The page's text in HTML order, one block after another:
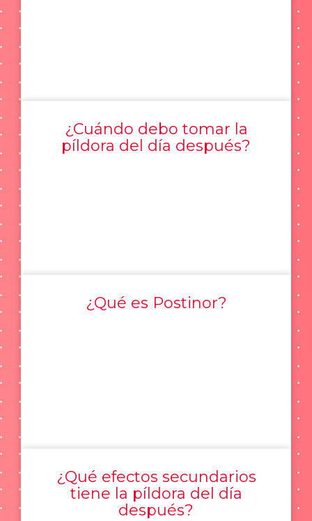
¿Cuándo debo tomar la
píldora del día después?
¿Qué es Postinor?
¿Qué efectos secundarios
tiene la píldora del día
después?